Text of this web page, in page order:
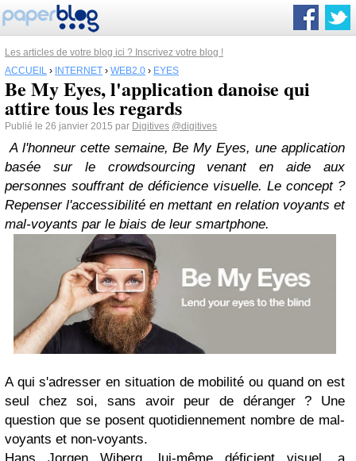
Les articles de votre blog ici ? Inscrivez votre blog !
ACCUEIL › INTERNET › WEB2.0 › EYES
Be My Eyes, l'application danoise qui
attire tous les regards
Publié le 26 janvier 2015 par Digitives @digitives
A l'honneur cette semaine, Be My Eyes, une application
basée sur le crowdsourcing venant en aide aux
personnes souffrant de déficience visuelle. Le concept ?
Repenser l'accessibilité en mettant en relation voyants et
mal-voyants par le biais de leur smartphone.
A qui s'adresser en situation de mobilité ou quand on est
seul chez soi, sans avoir peur de déranger ? Une
question que se posent quotidiennement nombre de mal-
voyants et non-voyants.
Hans Jorgen Wiberg, lui-même déficient visuel, a